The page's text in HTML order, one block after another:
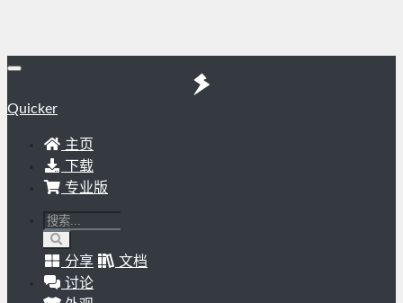
Quicker
主页
下载
专业版
分享
文档
讨论